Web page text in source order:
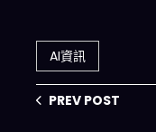
資料管道革命
AI資訊
PREV POST